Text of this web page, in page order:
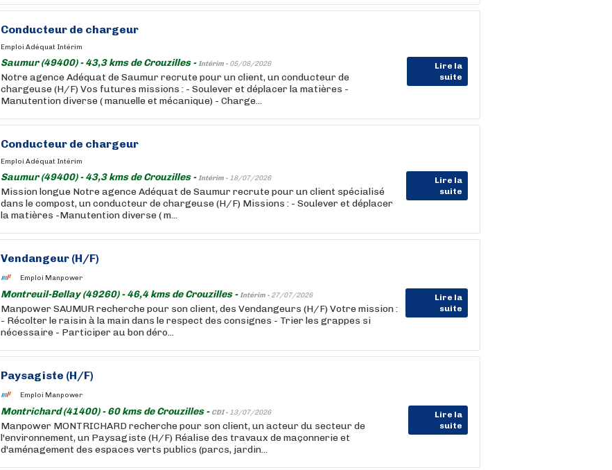
Conducteur de chargeur
Emploi Adéquat Intérim
Saumur (49400) - 43,3 kms de Crouzilles -Intérim - 05/08/2026
Lire la
suite
Notre agence Adéquat de Saumur recrute pour un client, un conducteur de
chargeuse (H/F) Vos futures missions : - Soulever et déplacer la matières -
Manutention diverse ( manuelle et mécanique) - Charge...
Conducteur de chargeur
Emploi Adéquat Intérim
Saumur (49400) - 43,3 kms de Crouzilles -Intérim - 18/07/2026
Lire la
suite
Mission longue Notre agence Adéquat de Saumur recrute pour un client spécialisé
dans le compost, un conducteur de chargeuse (H/F) Missions : - Soulever et déplacer
la matières -Manutention diverse ( m...
Vendangeur (H/F)
Emploi Manpower
Montreuil-Bellay (49260) - 46,4 kms de Crouzilles -Intérim - 27/07/2026
Lire la
suite
Manpower SAUMUR recherche pour son client, des Vendangeurs (H/F) Votre mission :
- Récolter le raisin à la main dans le respect des consignes - Trier les grappes si
nécessaire - Participer au bon déro...
Paysagiste (H/F)
Emploi Manpower
Montrichard (41400) - 60 kms de Crouzilles - CDI - 13/07/2026
Lire la
suite
Manpower MONTRICHARD recherche pour son client, un acteur du secteur de
l'environnement, un Paysagiste (H/F) Réalise des travaux de maçonnerie et
d'aménagement des espaces verts publics (parcs, jardin...